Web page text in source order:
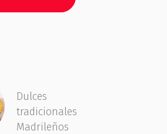
Dulces
tradicionales
Madrileños